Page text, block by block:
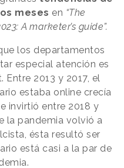
meses en “The
A marketer’s guide”.
los departamentos
especial atención es
2013 y 2017, el
estaba online crecía
invirtió entre 2018 y
la pandemia volvió a
ésta resultó ser
está casi a la par de